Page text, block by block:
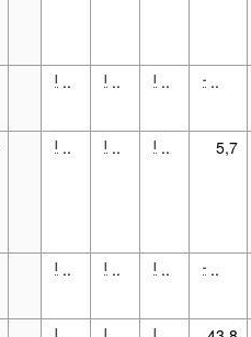
l .. l .. l .. - ..
l .. l .. l .. 5,7
l .. l .. l .. - ..
l l l